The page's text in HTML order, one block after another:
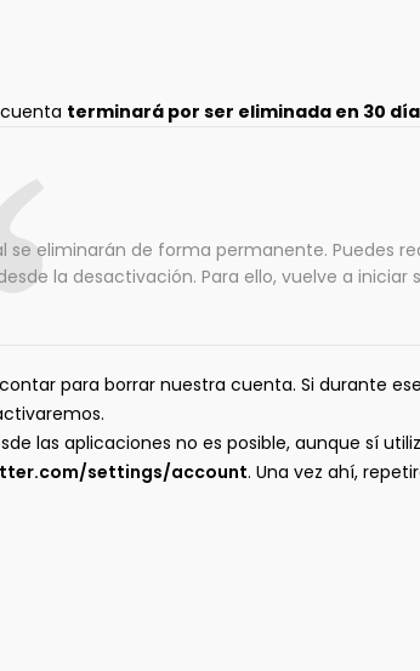
terminará por ser eliminada en 30
se eliminarán de forma permanente. Puedes
la desactivación. Para ello, vuelve a iniciar
para borrar nuestra cuenta. Si durante
las aplicaciones no es posible, aunque sí
settings/account. Una vez ahí,